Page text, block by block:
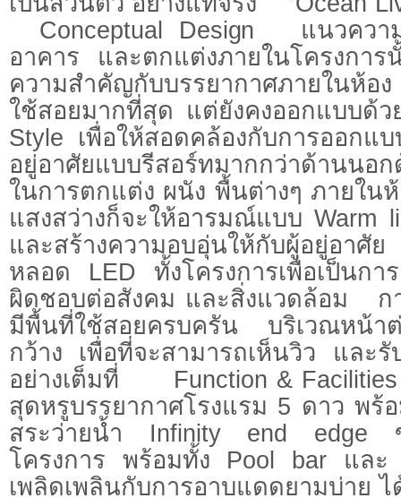
Conceptual Design แนวความ
อาคาร และตกแต่งภายในโครงกา
ความสำคัญกับบรรยากาศภายใน
ใช้สอยมากที่สุด แต่ยังคงออกแบบด้ว
Style เพื่อให้สอดคล้องกับการออกแ
อยู่อาศัยแบบรีสอร์ทมากกว่าด้านนอ
ในการตกแต่ง ผนัง พื้นต่างๆ ภายใ
แสงสว่างก็จะให้อารมณ์แบบ Warm
และสร้างความอบอุ่นให้กับผู้อยู่อา
หลอด LED ทั้งโครงการเพื่อเป็นกา
ผิดชอบต่อสังคม และสิ่งแวดล้อม ก
มีพื้นที่ใช้สอยครบครัน บริเวณหน้าต่
กว้าง เพื่อที่จะสามารถเห็นวิว และ
อย่างเต็มที่ Function &
สุดหรูบรรยากาศโรงแรม 5 ดาว พ
สระว่ายน้ำ Infinity end edge
โครงการ พร้อมทั้ง Pool bar แล
เพลิดเพลินกับการอาบแดดยาม